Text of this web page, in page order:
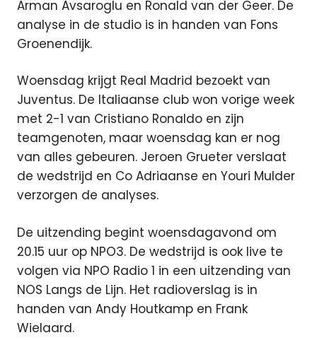
Arman Avsaroglu en Ronald van der Geer. De
analyse in de studio is in handen van Fons
Groenendijk.
Woensdag krijgt Real Madrid bezoekt van
Juventus. De Italiaanse club won vorige week
met 2-1 van Cristiano Ronaldo en zijn
teamgenoten, maar woensdag kan er nog
van alles gebeuren. Jeroen Grueter verslaat
de wedstrijd en Co Adriaanse en Youri Mulder
verzorgen de analyses.
De uitzending begint woensdagavond om
20.15 uur op NPO3. De wedstrijd is ook live te
volgen via NPO Radio 1 in een uitzending van
NOS Langs de Lijn. Het radioverslag is in
handen van Andy Houtkamp en Frank
Wielaard.